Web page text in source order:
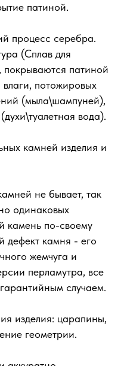
патиной.
процесс серебра.
(Сплав для
покрываются патиной
потожировых
(мыла\шампуней),
вода).
камней изделия и
не бывает, так
одинаковых
камень по-своему
дефект камня - его
жемчуга и
перламутра, все
случаем.
изделия: царапины,
геометрии.